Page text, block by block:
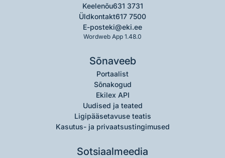
Keelenõu631 3731
Üldkontakt617 7500
E-posteki@eki.ee
Wordweb App 1.48.0
Sõnaveeb
Portaalist
Sõnakogud
Ekilex API
Uudised ja teated
Ligipääsetavuse teatis
Kasutus- ja privaatsustingimused
Sotsiaalmeedia